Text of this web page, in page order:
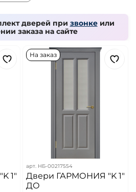
дверей при звонкеили
заказа на сайте
1"
На заказ
арт. НБ-00217554
Двери ГАРМОНИЯ "K 1"
ДО